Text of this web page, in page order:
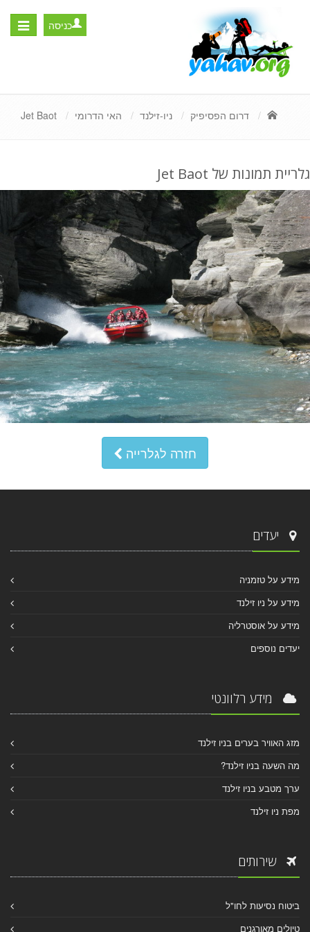
Toggle
כניסה
דרום הפסיפיק ניו-זילנד האי הדרומי Jet Baot
גלריית תמונות של Jet Baot
חזרה לגלרייה
יעדים
מידע על טזמניה
מידע על ניו זילנד
מידע על אוסטרליה
יעדים נוספים
מידע רלוונטי
מזג האוויר בערים בניו זילנד
מה השעה בניו זילנד?
ערך מטבע בניו זילנד
מפת ניו זילנד
שירותים
ביטוח נסיעות לחו"ל
טיולים מאורגנים